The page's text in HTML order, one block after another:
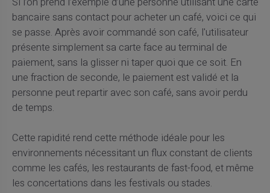
bancaire sans contact pour acheter un café, voici ce qui
se passe. Après avoir commandé son café, l'utilisateur
présente simplement sa carte face au terminal de
paiement, sans la glisser ni taper quoi que ce soit. En
une fraction de seconde, le paiement est validé et la
personne peut repartir avec son café, sans avoir perdu
de temps.
Cette rapidité rend cette méthode idéale pour les
environnements nécessitant un flux constant de clients
comme les cafés, les restaurants de fast-food, et même
les concertations dans les festivals ou stades.